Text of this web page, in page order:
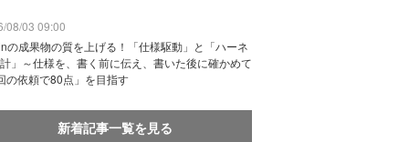
08/03 09:00
の成果物の質を上げる！「仕様駆動」と「ハーネ
」～仕様を、書く前に伝え、書いた後に確かめて
の依頼で80点」を目指す
新着記事一覧を見る